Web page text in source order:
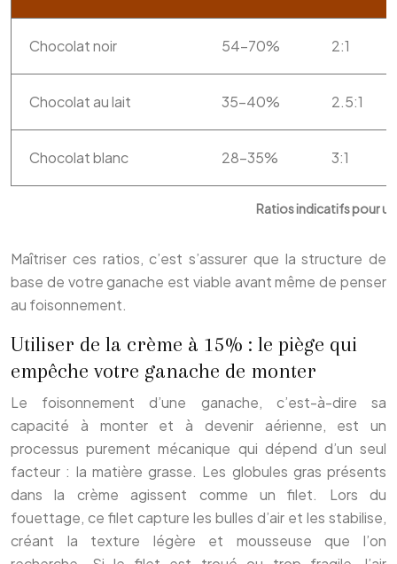
Ratios indicatifs pour
Chocolat noir 54-70% 2:1
Chocolat au lait 35-40% 2.5:1
Chocolat blanc 28-35% 3:1
Maîtriser ces ratios, c’est s’assurer que la structure de
base de votre ganache est viable avant même de penser
au foisonnement.
Utiliser de la crème à 15% : le piège qui
empêche votre ganache de monter
Le foisonnement d’une ganache, c’est-à-dire sa
capacité à monter et à devenir aérienne, est un
processus purement mécanique qui dépend d’un seul
facteur : la matière grasse. Les globules gras présents
dans la crème agissent comme un filet. Lors du
fouettage, ce filet capture les bulles d’air et les stabilise,
créant la texture légère et mousseuse que l’on